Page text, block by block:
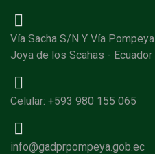
Vía Sacha S/N Y Vía Pompeya
Joya de los Scahas - Ecuador
Celular: +593 980 155 065
info@gadprpompeya.gob.ec